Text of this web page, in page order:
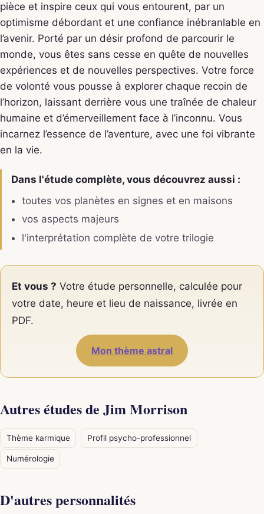
pièce et inspire ceux qui vous entourent, par un
optimisme débordant et une confiance inébranlable en
l’avenir. Porté par un désir profond de parcourir le
monde, vous êtes sans cesse en quête de nouvelles
expériences et de nouvelles perspectives. Votre force
de volonté vous pousse à explorer chaque recoin de
l’horizon, laissant derrière vous une traînée de chaleur
humaine et d’émerveillement face à l’inconnu. Vous
incarnez l’essence de l’aventure, avec une foi vibrante
en la vie.
Dans l'étude complète, vous découvrez aussi :
toutes vos planètes en signes et en maisons
vos aspects majeurs
l'interprétation complète de votre trilogie
Et vous ? Votre étude personnelle, calculée pour
votre date, heure et lieu de naissance, livrée en
PDF.
Mon thème astral
Autres études de Jim Morrison
Thème karmique Profil psycho-professionnel
Numérologie
D'autres personnalités